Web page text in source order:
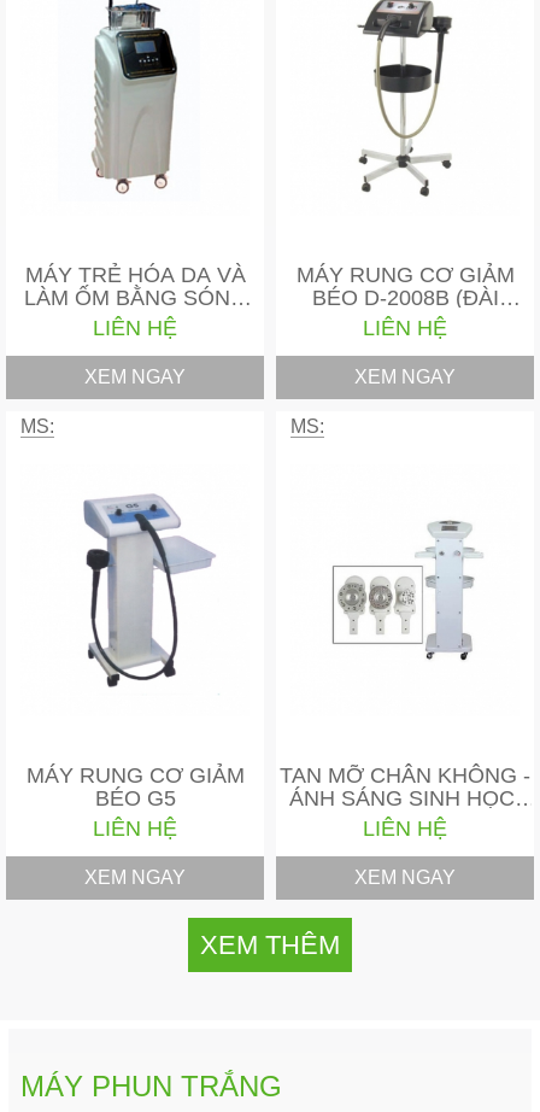
MÁY TRẺ HÓA DA VÀ
LÀM ỐM BẰNG SÓNG
RF…
LIÊN HỆ
XEM NGAY
MÁY RUNG CƠ GIẢM
BÉO D-2008B (ĐÀI
LOAN)
LIÊN HỆ
XEM NGAY
MS:
MÁY RUNG CƠ GIẢM
BÉO G5
LIÊN HỆ
XEM NGAY
MS:
TAN MỠ CHÂN KHÔNG -
ÁNH SÁNG SINH HỌC/
PROFESSIONAL…
LIÊN HỆ
XEM NGAY
XEM THÊM
MÁY PHUN TRẮNG